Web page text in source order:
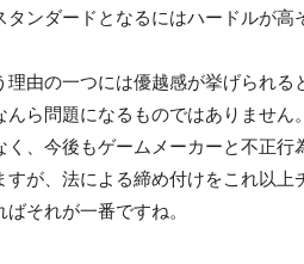
ンダードとなるにはハードルが高
由の一つには優越感が挙げられる
ら問題になるものではありません
、今後もゲームメーカーと不正行
が、法による締め付けをこれ以上
それが一番ですね。